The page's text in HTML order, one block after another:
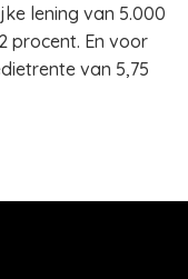
lening van 5.000
procent. En voor
van 5,75